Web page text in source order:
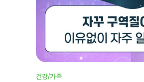
건강/가족